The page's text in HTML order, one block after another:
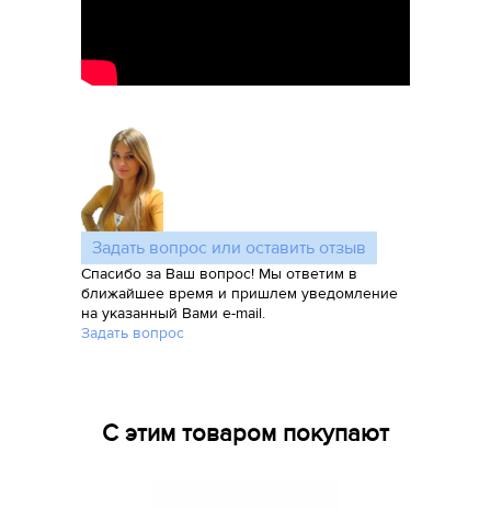
Задать вопрос или оставить отзыв
Спасибо за Ваш вопрос! Мы ответим в
ближайшее время и пришлем уведомление
на указанный Вами e-mail.
Задать вопрос
С этим товаром покупают